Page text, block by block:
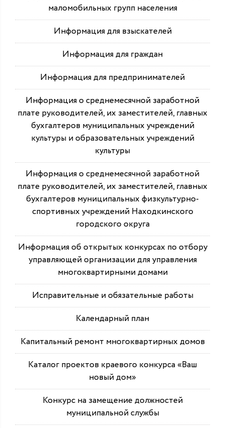
маломобильных групп населения
Информация для взыскателей
Информация для граждан
Информация для предпринимателей
Информация о среднемесячной заработной
плате руководителей, их заместителей, главных
бухгалтеров муниципальных учреждений
культуры и образовательных учреждений
культуры
Информация о среднемесячной заработной
плате руководителей, их заместителей, главных
бухгалтеров муниципальных физкультурно-
спортивных учреждений Находкинского
городского округа
Информация об открытых конкурсах по отбору
управляющей организации для управления
многоквартирными домами
Исправительные и обязательные работы
Календарный план
Капитальный ремонт многоквартирных домов
Каталог проектов краевого конкурса «Ваш
новый дом»
Конкурс на замещение должностей
муниципальной службы